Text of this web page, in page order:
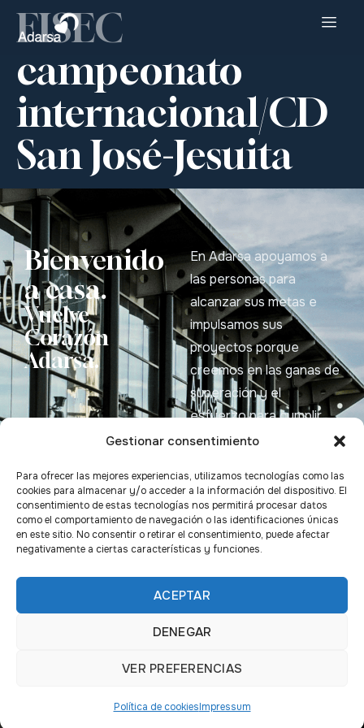
Gestionar consentimiento
Para ofrecer las mejores experiencias, utilizamos tecnologías como las
cookies para almacenar y/o acceder a la información del dispositivo. El
consentimiento de estas tecnologías nos permitirá procesar datos
como el comportamiento de navegación o las identificaciones únicas
en este sitio. No consentir o retirar el consentimiento, puede afectar
negativamente a ciertas características y funciones.
ACEPTAR
DENEGAR
VER PREFERENCIAS
Política de cookiesImpressum
FISEC
campeonato
internacional/CD
San José-Jesuita
Bienvenido
a casa.
Vuelve
Corazón
Adarsa.
En Adarsa apoyamos a
las personas para
alcanzar sus metas e
impulsamos sus
proyectos porque
creemos en las ganas de
superación y el
esfuerzo para cumplir
sueños.
Inicio
Qué es
Corazón
Patrocinios
Grupo Adarsa
Síguenos
Aviso legal
Política de